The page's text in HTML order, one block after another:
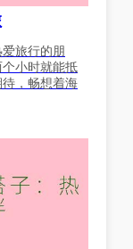
旅行的朋
小时就能抵
，畅想着海